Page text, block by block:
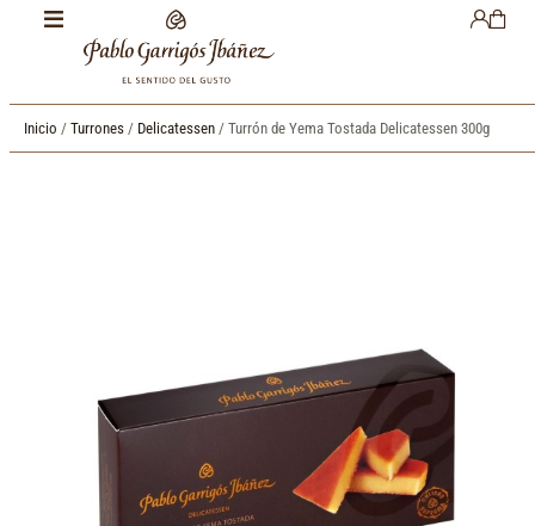
Inicio / Turrones / Delicatessen / Turrón de Yema Tostada Delicatessen 300g